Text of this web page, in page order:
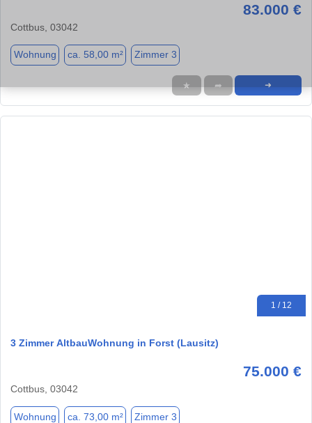
83.000 €
Cottbus, 03042
Wohnung ca. 58,00 m² Zimmer 3
★ ➦ ➜
1 / 12
3 Zimmer AltbauWohnung in Forst (Lausitz)
75.000 €
Cottbus, 03042
Wohnung ca. 73,00 m² Zimmer 3